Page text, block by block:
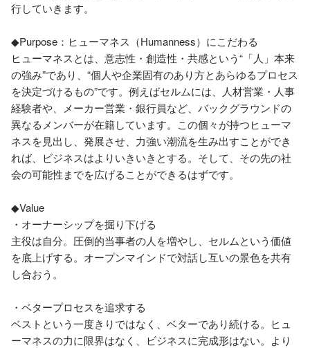
行していきます。
◆Purpose：ヒューマネス（Humanness）にこだわる
ヒューマネスとは、意志性・創造性・共感という“「人」本来
の強み”であり、“個人や企業固有のあり方とあらゆるプロセス
を決定づけるもの”です。例えばセルムには、人材営業・人事
経験者や、メーカー営業・銀行員など、バックグラウンドの
異なるメンバーが在籍しています。この個々が持つヒューマ
ネスを見出し、発展させ、力強い潮流を生み出すことができ
れば、ビジネスはよりいきいきとする。そして、その先の社
会の可能性までを広げることができるはずです。
◆Value
・オーナーシップを掘り下げる
主役は自分。圧倒的当事者の人を増やし、セルムという価値
を底上げする。オープンマインドで対話し互いの景色を共有
し合おう。
・ベタープロセスを追求する
ベストという一度きりではなく、ベターであり続ける。ヒュ
ーマネスの力に限界はなく、ビジネスに完成形はない。より